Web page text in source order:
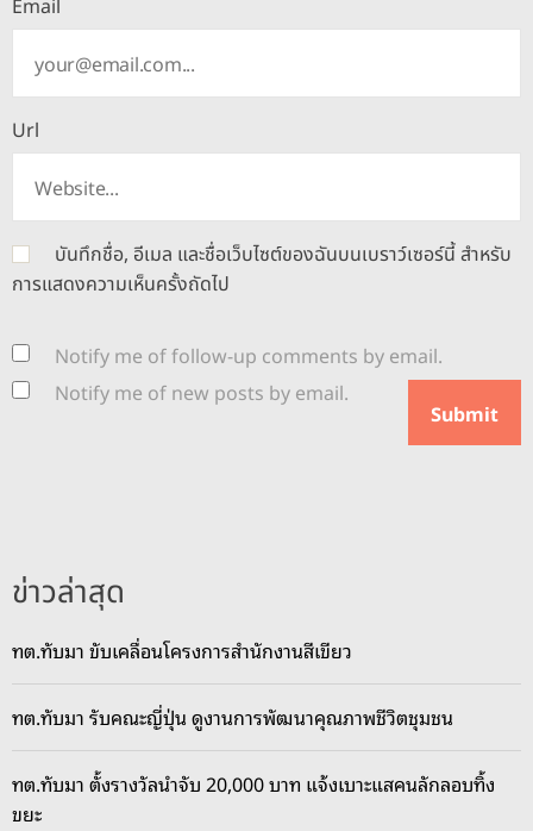
Email
Url
บันทึกชื่อ, อีเมล และชื่อเว็บไซต์ของฉันบนเบราว์เซอร์นี้ สำหรับ
การแสดงความเห็นครั้งถัดไป
Notify me of follow-up comments by email.
Notify me of new posts by email.
ข่าวล่าสุด
ทต.ทับมา ขับเคลื่อนโครงการสำนักงานสีเขียว
ทต.ทับมา รับคณะญี่ปุ่น ดูงานการพัฒนาคุณภาพชีวิตชุมชน
ทต.ทับมา ตั้งรางวัลนำจับ 20,000 บาท แจ้งเบาะแสคนลักลอบทิ้ง
ขยะ